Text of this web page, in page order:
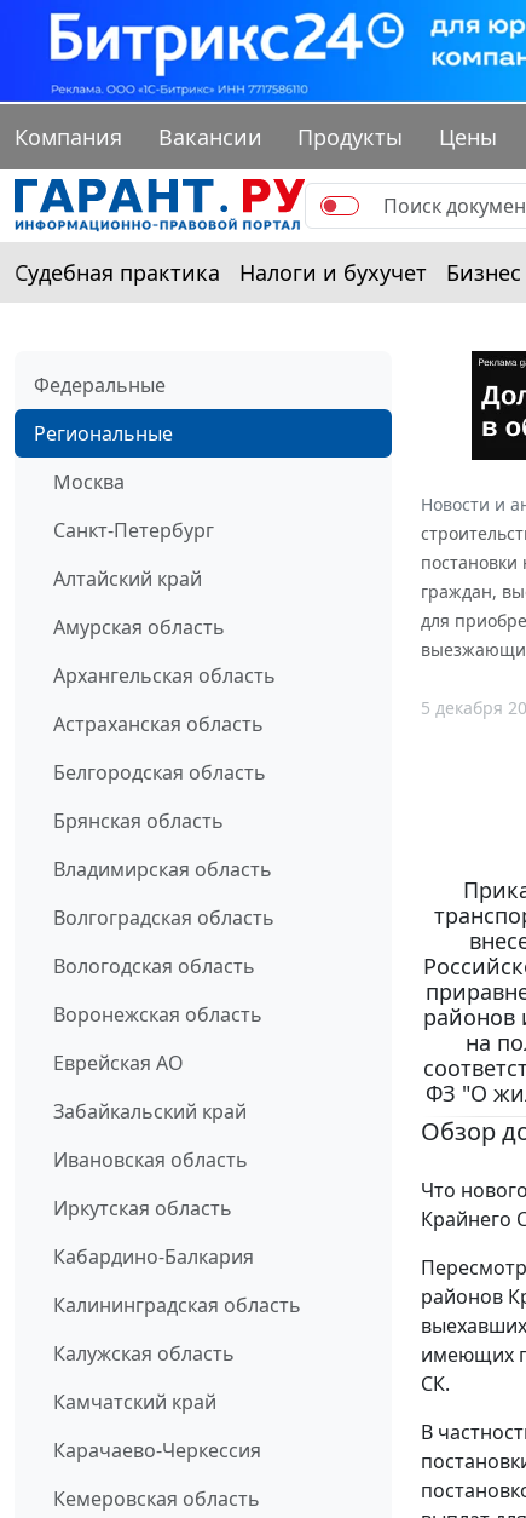
Компания Вакансии Продукты Цены
Судебная практика Налоги и бухучет Бизнес
Федеральные
Региональные
Москва
Санкт-Петербург
Алтайский край
Амурская область
Архангельская область
Астраханская область
Белгородская область
Брянская область
Владимирская область
Волгоградская область
Вологодская область
Воронежская область
Еврейская АО
Забайкальский край
Ивановская область
Иркутская область
Кабардино-Балкария
Калининградская область
Калужская область
Камчатский край
Карачаево-Черкессия
Кемеровская область
Новости и
граждан,
для
5 декабря
районов
на
ФЗ "О
Обзор
Что
Крайнего
районов
имеющих
СК.
В